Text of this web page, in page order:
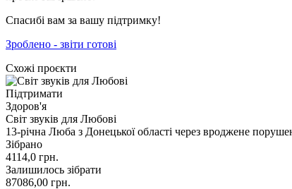
Спасибі вам за вашу підтримку!
Зроблено - звіти готові
Схожі проєкти
Підтримати
Здоров'я
Світ звуків для Любові
13-річна Люба з Донецької області через вроджене
Зібрано
4114,0 грн.
Залишилось зібрати
87086,00 грн.